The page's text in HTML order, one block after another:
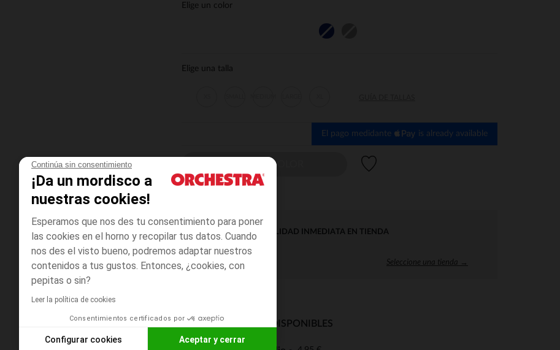
Continúa sin consentimiento
¡Da un mordisco a
nuestras cookies!
Esperamos que nos des tu consentimiento para poner
las cookies en el horno y recopilar tus datos. Cuando
nos des el visto bueno, podremos adaptar nuestros
contenidos a tus gustos. Entonces, ¿cookies, con
pepitas o sin?
Leer la política de cookies
Consentimientos certificados por
Configurar cookies Aceptar y cerrar
Elige un color
Elige una talla
El pago medidante is already available
ELIGE UN COLOR
DISPONIBILIDAD INMEDIATA EN TIENDA
Seleccione una tienda →
MODOS DE ENVÍO DISPONIBLES